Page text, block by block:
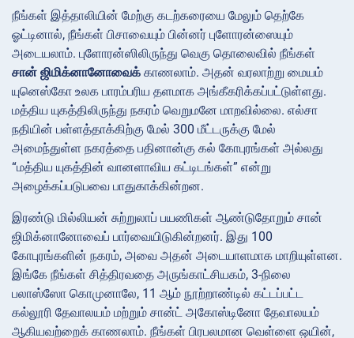
நீங்கள் இத்தாலியின் மேற்கு கடற்கரையை மேலும் தெற்கே
ஓட்டினால், நீங்கள் பிசாவையும் பின்னர் புளோரன்ஸையும்
அடையலாம். புளோரன்ஸிலிருந்து வெகு தொலைவில் நீங்கள்
சான் ஜிமிக்னானோவைக் காணலாம். அதன் வரலாற்று மையம்
யுனெஸ்கோ உலக பாரம்பரிய தளமாக அங்கீகரிக்கப்பட்டுள்ளது.
மத்திய யுகத்திலிருந்து நகரம் வெறுமனே மாறவில்லை. எல்சா
நதியின் பள்ளத்தாக்கிற்கு மேல் 300 மீட்டருக்கு மேல்
அமைந்துள்ள நகரத்தை பதினான்கு கல் கோபுரங்கள் அல்லது
“மத்திய யுகத்தின் வானளாவிய கட்டிடங்கள்” என்று
அழைக்கப்படுபவை பாதுகாக்கின்றன.
இரண்டு மில்லியன் சுற்றுலாப் பயணிகள் ஆண்டுதோறும் சான்
ஜிமிக்னானோவைப் பார்வையிடுகின்றனர். இது 100
கோபுரங்களின் நகரம், அவை அதன் அடையாளமாக மாறியுள்ளன.
இங்கே நீங்கள் சித்திரவதை அருங்காட்சியகம், 3-நிலை
பலாஸ்ஸோ கொமுனாலே, 11 ஆம் நூற்றாண்டில் கட்டப்பட்ட
கல்லூரி தேவாலயம் மற்றும் சான்ட் அகோஸ்டினோ தேவாலயம்
ஆகியவற்றைக் காணலாம். நீங்கள் பிரபலமான வெள்ளை ஒயின்,